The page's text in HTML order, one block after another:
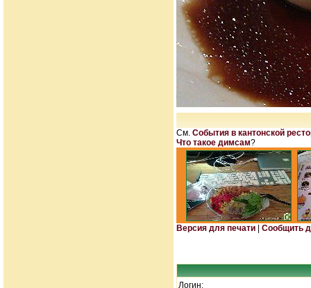
См. События в кантонской
Что такое димсам?
Версия для печати Сообщить
Логин: